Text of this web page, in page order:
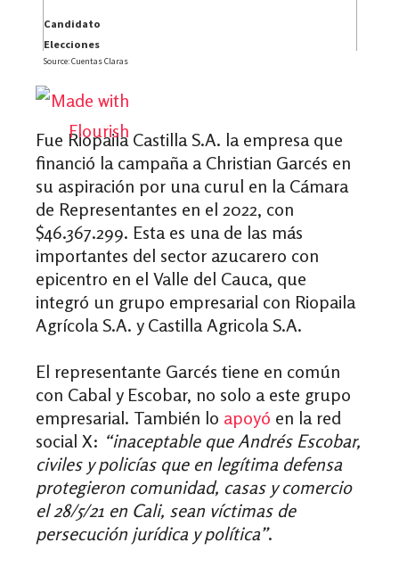
Fue Riopaila Castilla S.A. la empresa que
financió la campaña a Christian Garcés en
su aspiración por una curul en la Cámara
de Representantes en el 2022, con
$46.367.299. Esta es una de las más
importantes del sector azucarero con
epicentro en el Valle del Cauca, que
integró un grupo empresarial con Riopaila
Agrícola S.A. y Castilla Agricola S.A.
El representante Garcés tiene en común
con Cabal y Escobar, no solo a este grupo
empresarial. También lo apoyó en la red
social X: “inaceptable que Andrés Escobar,
civiles y policías que en legítima defensa
protegieron comunidad, casas y comercio
el 28/5/21 en Cali, sean víctimas de
persecución jurídica y política”.